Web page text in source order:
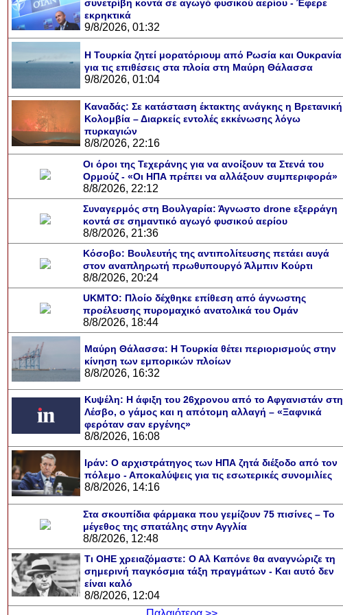
συνετρίβη κοντά σε αγωγό φυσικού αερίου - Έφερε
εκρηκτικά
9/8/2026, 01:32
Η Τουρκία ζητεί μορατόριουμ από Ρωσία και Ουκρανία
για τις επιθέσεις στα πλοία στη Μαύρη Θάλασσα
9/8/2026, 01:04
Καναδάς: Σε κατάσταση έκτακτης ανάγκης η Βρετανική
Κολομβία – Διαρκείς εντολές εκκένωσης λόγω
πυρκαγιών
8/8/2026, 22:16
Οι όροι της Τεχεράνης για να ανοίξουν τα Στενά του
Ορμούζ - «Οι ΗΠΑ πρέπει να αλλάξουν συμπεριφορά»
8/8/2026, 22:12
Συναγερμός στη Βουλγαρία: Άγνωστο drone εξερράγη
κοντά σε σημαντικό αγωγό φυσικού αερίου
8/8/2026, 21:36
Κόσοβο: Βουλευτής της αντιπολίτευσης πετάει αυγά
στον αναπληρωτή πρωθυπουργό Άλμπιν Κούρτι
8/8/2026, 20:24
UKMTO: Πλοίο δέχθηκε επίθεση από άγνωστης
προέλευσης πυρομαχικό ανατολικά του Ομάν
8/8/2026, 18:44
Μαύρη Θάλασσα: Η Τουρκία θέτει περιορισμούς στην
κίνηση των εμπορικών πλοίων
8/8/2026, 16:32
Κυψέλη: Η άφιξη του 26χρονου από το Αφγανιστάν στη
Λέσβο, ο γάμος και η απότομη αλλαγή – «Ξαφνικά
φερόταν σαν εργένης»
8/8/2026, 16:08
Ιράν: Ο αρχιστράτηγος των ΗΠΑ ζητά διέξοδο από τον
πόλεμο - Αποκαλύψεις για τις εσωτερικές συνομιλίες
8/8/2026, 14:16
Στα σκουπίδια φάρμακα που γεμίζουν 75 πισίνες – Το
μέγεθος της σπατάλης στην Αγγλία
8/8/2026, 12:48
Τι ΟΗΕ χρειαζόμαστε: Ο Αλ Καπόνε θα αναγνώριζε τη
σημερινή παγκόσμια τάξη πραγμάτων - Και αυτό δεν
είναι καλό
8/8/2026, 12:04